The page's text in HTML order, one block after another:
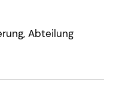
Abteilung